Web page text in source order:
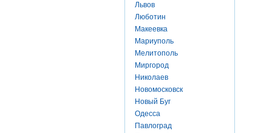
Львов
Люботин
Макеевка
Мариуполь
Мелитополь
Миргород
Николаев
Новомосковск
Новый Буг
Одесса
Павлоград